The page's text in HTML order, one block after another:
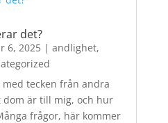
det?
6, 2025| andlighet,
tecken från andra
dom är till mig, och hur
frågor, här kommer